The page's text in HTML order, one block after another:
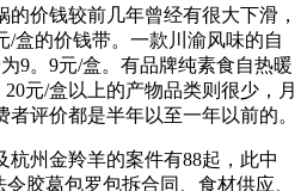
价钱较前几年曾经有很大下滑，
/盒的价钱带。一款川渝风味的自
9。9元/盒。有品牌纯素食自热暖
元/盒以上的产物品类则很少，月
评价都是半年以至一年以前的。
州金羚羊的案件有88起，此中
胶葛包罗包拆合同、食材供应、